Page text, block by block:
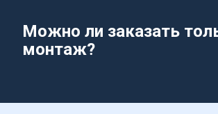
Можно ли заказать
монтаж?